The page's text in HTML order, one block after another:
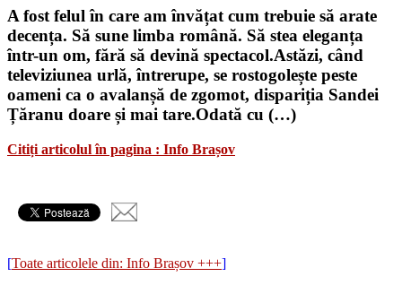
A fost felul în care am învățat cum trebuie să arate
decența. Să sune limba română. Să stea eleganța
într-un om, fără să devină spectacol.Astăzi, când
televiziunea urlă, întrerupe, se rostogolește peste
oameni ca o avalanșă de zgomot, dispariția Sandei
Țăranu doare și mai tare.Odată cu (…)
Citiți articolul în pagina : Info Brașov
[Toate articolele din: Info Brașov +++]